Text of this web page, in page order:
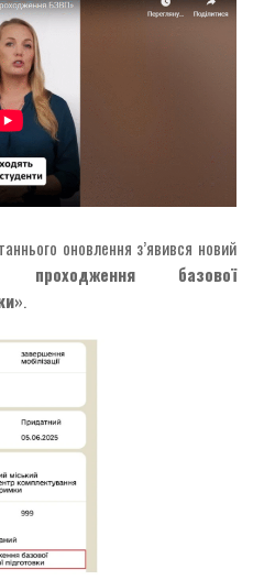
оновлення з’явився новий
проходження базової
.